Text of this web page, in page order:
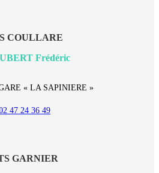
COULLARE
Frédéric
« LA SAPINIERE »
47 24 36 49
GARNIER